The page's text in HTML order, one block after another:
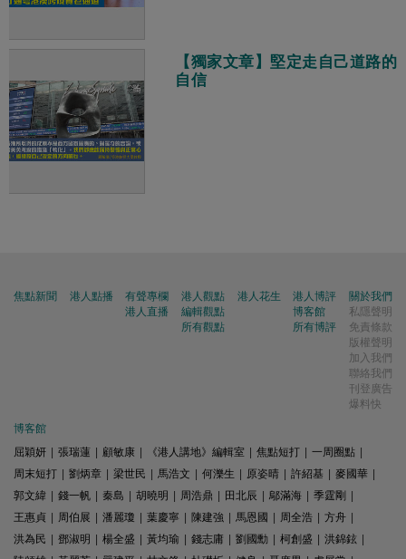
【獨家文章】堅定走自己道路的
自信
焦點新聞 港人點播
有聲專欄
港人直播
港人觀點
編輯觀點
所有觀點
港人花生
港人博評
博客館
所有博評
關於我們
私隱聲明
免責條款
版權聲明
加入我們
聯絡我們
刊登廣告
爆料快
博客館
屈穎妍
張瑞蓮 顧敏康 《港人講地》編輯室 焦點短打 一周圈點
周末短打
劉炳章 梁世民 馬浩文 何濼生 原姿晴 許紹基 麥國華
郭文緯
錢一帆 秦島 胡曉明 周浩鼎 田北辰 鄔滿海 季霆剛
王惠貞
周伯展 潘麗瓊 葉慶寧 陳建強 馬恩國 周全浩 方舟
洪為民
鄧淑明 楊全盛 黃均瑜 錢志庸 劉國勳 柯創盛 洪錦鉉